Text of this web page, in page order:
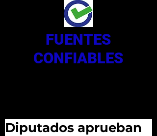
FUENTES
CONFIABLES
Diputados aprueban